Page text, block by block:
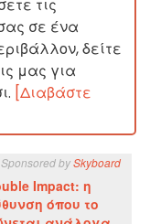
τις
σε ένα
δείτε
μας για
[Διαβάστε